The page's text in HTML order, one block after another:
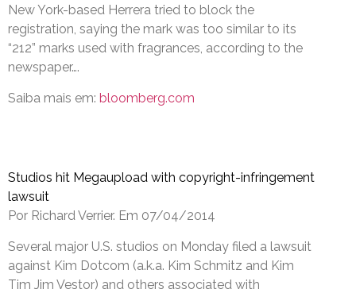
New York-based Herrera tried to block the
registration, saying the mark was too similar to its
“212” marks used with fragrances, according to the
newspaper….
Saiba mais em: bloomberg.com
Studios hit Megaupload with copyright-infringement
lawsuit
Por Richard Verrier. Em 07/04/2014
Several major U.S. studios on Monday filed a lawsuit
against Kim Dotcom (a.k.a. Kim Schmitz and Kim
Tim Jim Vestor) and others associated with